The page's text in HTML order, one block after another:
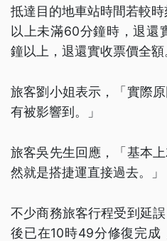
抵達目的地車站時間若較
以上未滿60分鐘時，退還
鐘以上，退還實收票價全額
旅客劉小姐表示，「實際
有被影響到。」
旅客吳先生回應，「基本
然就是搭捷運直接過去。」
不少商務旅客行程受到延
後已在10時49分修復完成